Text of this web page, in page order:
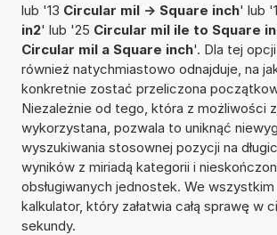
lub '13 Circular mil -> Square inch' lub
in2' lub '25 Circular mil ile to Square
Circular mil a Square inch'. Dla tej
również natychmiastowo odnajduje, na
konkretnie zostać przeliczona
Niezależnie od tego, która z możliwości
wykorzystana, pozwala to uniknąć
wyszukiwania stosownej pozycji na
wyników z miriadą kategorii i
obsługiwanych jednostek. We
kalkulator, który załatwia całą sprawę w
sekundy.